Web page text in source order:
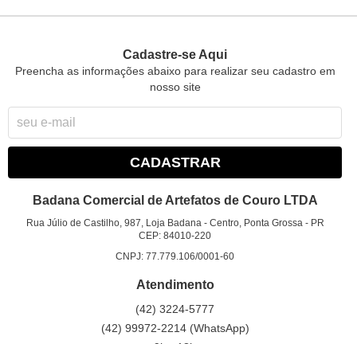
Cadastre-se Aqui
Preencha as informações abaixo para realizar seu cadastro em
nosso site
CADASTRAR
Badana Comercial de Artefatos de Couro LTDA
Rua Júlio de Castilho, 987, Loja Badana - Centro, Ponta Grossa - PR
CEP: 84010-220
CNPJ: 77.779.106/0001-60
Atendimento
(42) 3224-5777
(42) 99972-2214 (WhatsApp)